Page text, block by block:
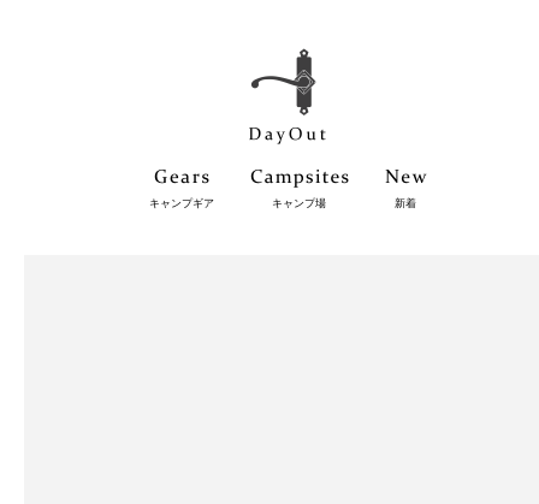
キャンプギア キャンプ場 新着